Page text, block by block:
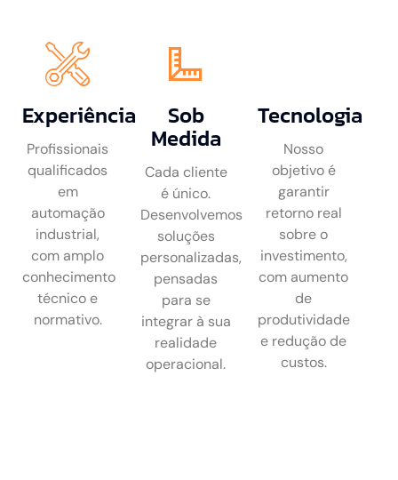
Experiência
Profissionais
qualificados
em
automação
industrial,
com amplo
conhecimento
técnico e
normativo.
Sob
Medida
Cada cliente
é único.
Desenvolvemos
soluções
personalizadas,
pensadas
para se
integrar à sua
realidade
operacional.
Tecnologia
Nosso
objetivo é
garantir
retorno real
sobre o
investimento,
com aumento
de
produtividade
e redução de
custos.